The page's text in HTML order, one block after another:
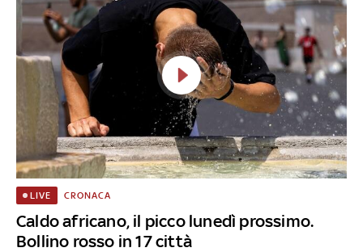
Caldo africano, il picco lunedì prossimo.
Bollino rosso in 17 città
LIVE CRONACA